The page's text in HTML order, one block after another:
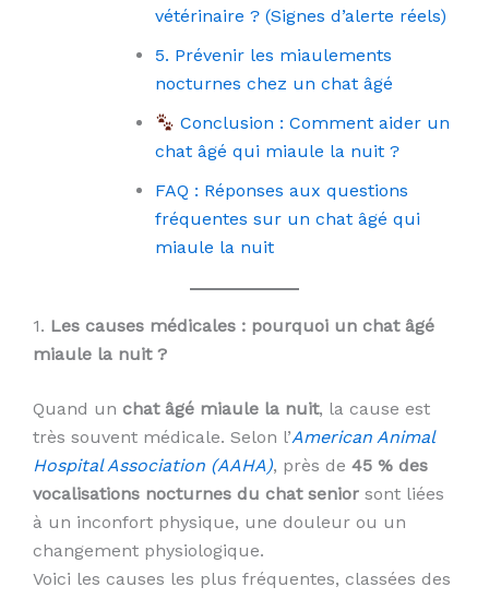
vétérinaire ? (Signes d’alerte réels)
5. Prévenir les miaulements
nocturnes chez un chat âgé
Conclusion : Comment aider un
chat âgé qui miaule la nuit ?
FAQ : Réponses aux questions
fréquentes sur un chat âgé qui
miaule la nuit
1. Les causes médicales : pourquoi un chat âgé
miaule la nuit ?
Quand un chat âgé miaule la nuit, la cause est
très souvent médicale. Selon l’American Animal
Hospital Association (AAHA), près de 45 % des
vocalisations nocturnes du chat senior sont liées
à un inconfort physique, une douleur ou un
changement physiologique.
Voici les causes les plus fréquentes, classées des